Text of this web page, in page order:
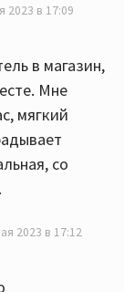
2023 в 17:09
в магазин,
Мне
мягкий
со
2023 в 17:12